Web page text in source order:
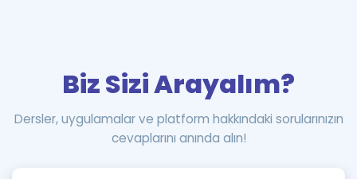
Biz Sizi Arayalım?
Dersler, uygulamalar ve platform hakkındaki sorularınızın
cevaplarını anında alın!